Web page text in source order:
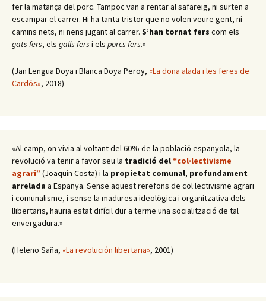
fer la matança del porc. Tampoc van a rentar al safareig, ni surten a
escampar el carrer. Hi ha tanta tristor que no volen veure gent, ni
camins nets, ni nens jugant al carrer. S’han tornat fers com els
gats fers, els galls fers i els porcs fers.»
(Jan Lengua Doya i Blanca Doya Peroy, «La dona alada i les feres de
Cardós», 2018)
«Al camp, on vivia al voltant del 60% de la població espanyola, la
revolució va tenir a favor seu la tradició del “col·lectivisme
agrari” (Joaquín Costa) i la propietat comunal, profundament
arrelada a Espanya. Sense aquest rerefons de col·lectivisme agrari
i comunalisme, i sense la maduresa ideològica i organitzativa dels
llibertaris, hauria estat difícil dur a terme una socialització de tal
envergadura.»
(Heleno Saña, «La revolución libertaria», 2001)